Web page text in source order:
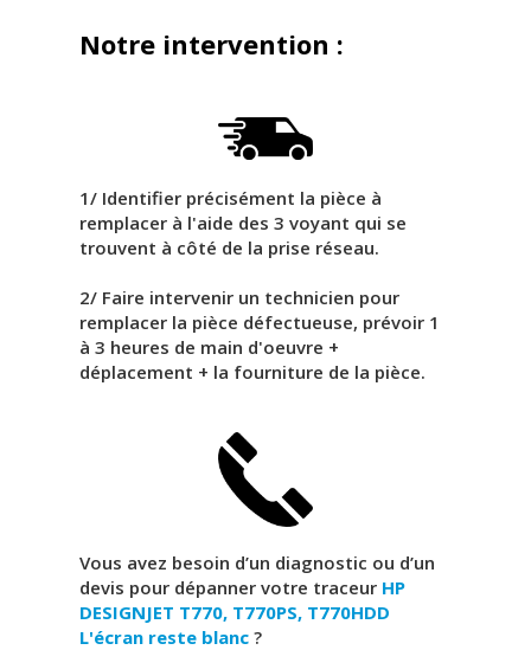
Notre intervention :
1/ Identifier précisément la pièce à
remplacer à l'aide des 3 voyant qui se
trouvent à côté de la prise réseau.
2/ Faire intervenir un technicien pour
remplacer la pièce défectueuse, prévoir 1
à 3 heures de main d'oeuvre +
déplacement + la fourniture de la pièce.
Vous avez besoin d’un diagnostic ou d’un
devis pour dépanner votre traceur HP
DESIGNJET T770, T770PS, T770HDD
L'écran reste blanc ?